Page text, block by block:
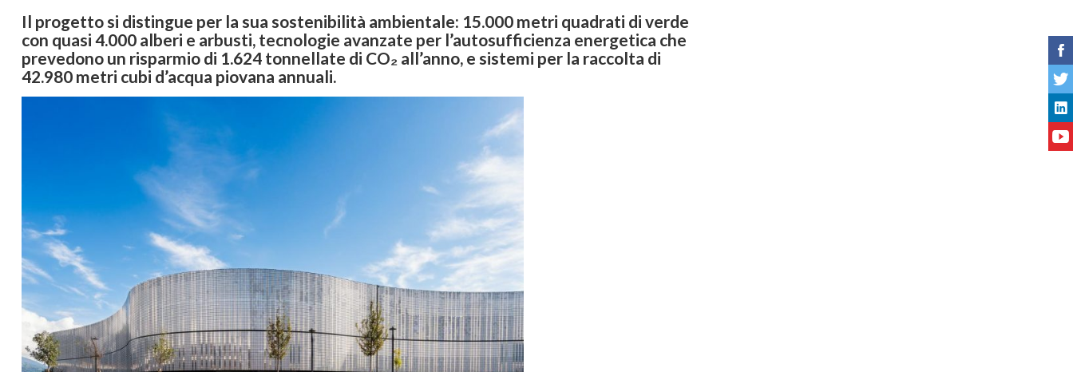
Il progetto si distingue per la sua sostenibilità ambientale: 15.000 metri quadrati di verde
con quasi 4.000 alberi e arbusti, tecnologie avanzate per l’autosufficienza energetica che
prevedono un risparmio di 1.624 tonnellate di CO₂ all’anno, e sistemi per la raccolta di
42.980 metri cubi d’acqua piovana annuali.